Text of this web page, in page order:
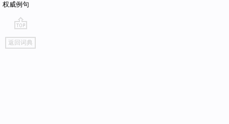
权威例句
go
top
返回词典